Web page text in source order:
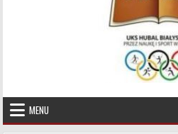
UKS Hubal Białystok
MENU